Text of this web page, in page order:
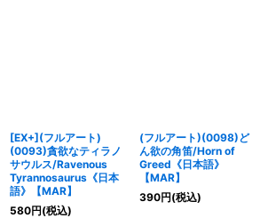
[EX+](フルアート)
(0093)貪欲なティラノ
サウルス/Ravenous
Tyrannosaurus《日本
語》【MAR】
580円(税込)
(フルアート)(0098)ど
ん欲の角笛/Horn of
Greed《日本語》
【MAR】
390円(税込)